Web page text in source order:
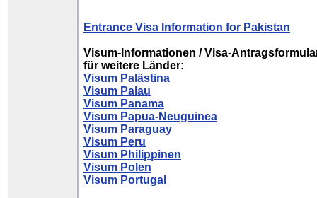
Entrance Visa Information for Pakistan
Visum-Informationen / Visa-
für weitere Länder:
Visum Palästina
Visum Palau
Visum Panama
Visum Papua-Neuguinea
Visum Paraguay
Visum Peru
Visum Philippinen
Visum Polen
Visum Portugal